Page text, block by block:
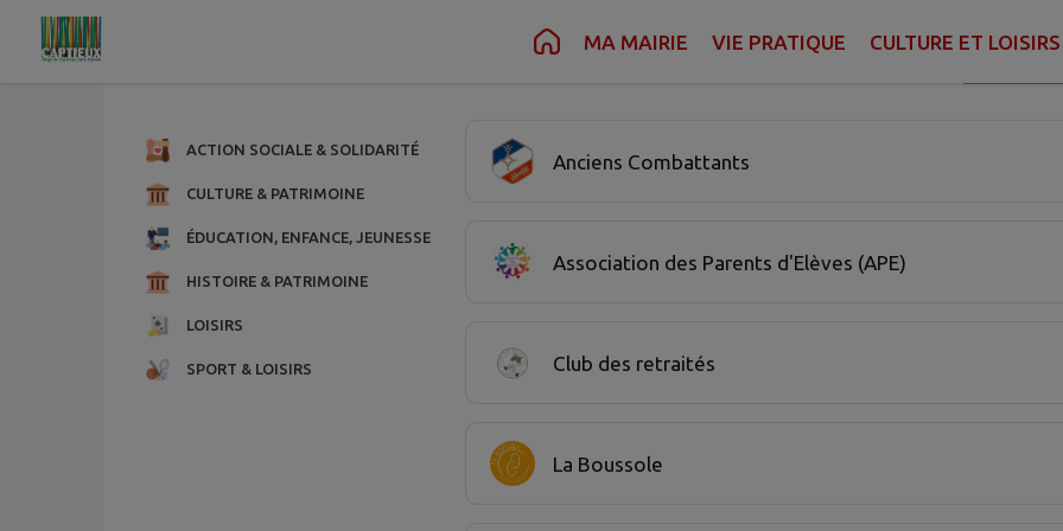
Contenu MA MAIRIE VIE PRATIQUE CULTURE ET LOISIRS
ACTION SOCIALE & SOLIDARITÉ
CULTURE & PATRIMOINE
ÉDUCATION, ENFANCE, JEUNESSE
HISTOIRE & PATRIMOINE
LOISIRS
SPORT & LOISIRS
Anciens Combattants
Association des Parents d'Elèves (APE)
Club des retraités
La Boussole